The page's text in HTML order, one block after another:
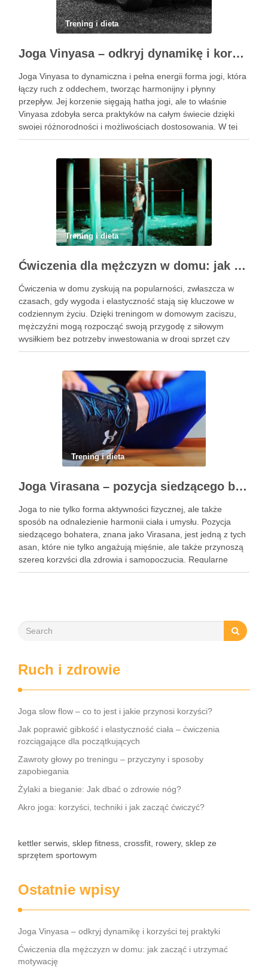
Trening i dieta
Joga Vinyasa – odkryj dynamikę i korzyści tej praktyki
Joga Vinyasa to dynamiczna i pełna energii forma jogi, która
łączy ruch z oddechem, tworząc harmonijny i płynny
przepływ. Jej korzenie sięgają hatha jogi, ale to właśnie
Vinyasa zdobyła serca praktyków na całym świecie dzięki
swojej różnorodności i możliwościach dostosowania. W tej
praktyce każdy ruch jest zsynchronizowany z oddechem, co
Trening i dieta
Ćwiczenia dla mężczyzn w domu: jak zacząć i utrzymać motywację
Ćwiczenia w domu zyskują na popularności, zwłaszcza w
czasach, gdy wygoda i elastyczność stają się kluczowe w
codziennym życiu. Dzięki treningom w domowym zaciszu,
mężczyźni mogą rozpocząć swoją przygodę z siłowym
wysiłkiem bez potrzeby inwestowania w drogi sprzęt czy
dojazdy do siłowni. Regularne ćwiczenia, które można
Trening i dieta
Joga Virasana – pozycja siedzącego bohatera i jej korzyści
Joga to nie tylko forma aktywności fizycznej, ale także
sposób na odnalezienie harmonii ciała i umysłu. Pozycja
siedzącego bohatera, znana jako Virasana, jest jedną z tych
asan, które nie tylko angażują mięśnie, ale także przynoszą
szereg korzyści dla zdrowia i samopoczucia. Regularne
praktykowanie tej pozycji może poprawić elastyczność
Ruch i zdrowie
Joga slow flow – co to jest i jakie przynosi korzyści?
Jak poprawić gibkość i elastyczność ciała – ćwiczenia
rozciągające dla początkujących
Zawroty głowy po treningu – przyczyny i sposoby
zapobiegania
Żylaki a bieganie: Jak dbać o zdrowie nóg?
Akro joga: korzyści, techniki i jak zacząć ćwiczyć?
kettler serwis, sklep fitness, crossfit, rowery, sklep ze
sprzętem sportowym
Ostatnie wpisy
Joga Vinyasa – odkryj dynamikę i korzyści tej praktyki
Ćwiczenia dla mężczyzn w domu: jak zacząć i utrzymać
motywację